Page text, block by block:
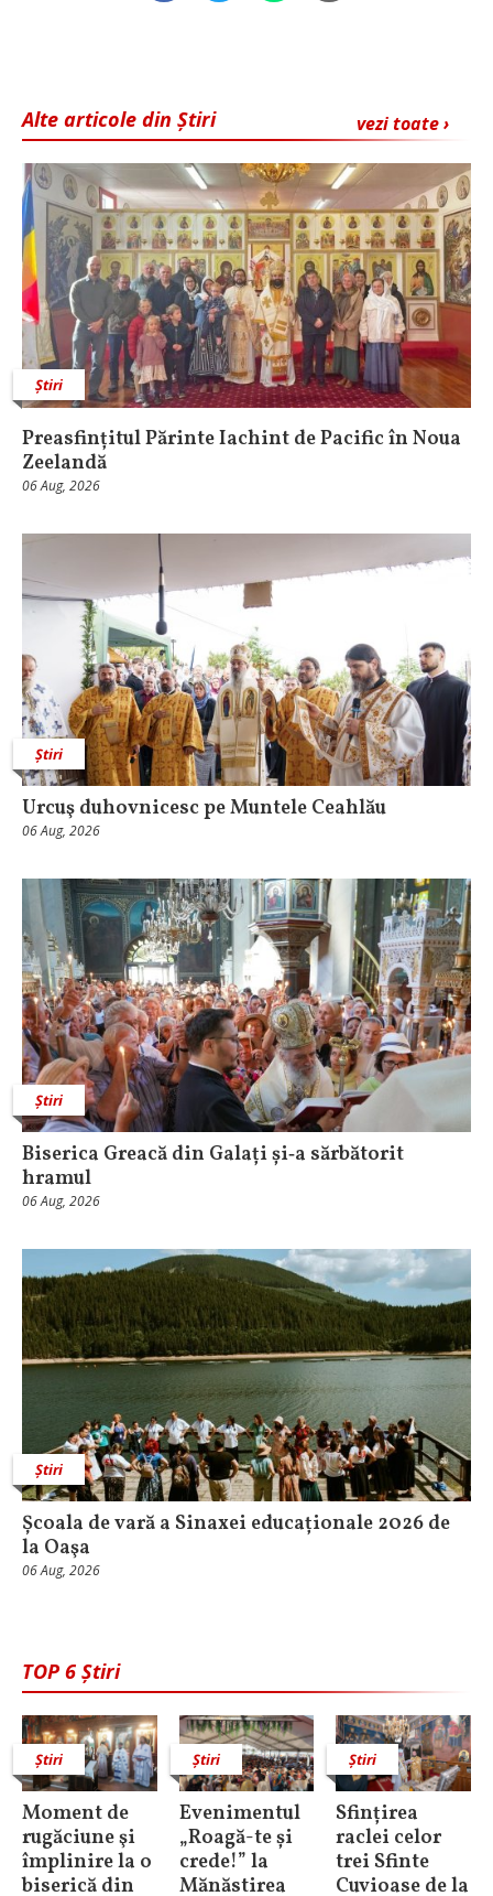
vezi toate ›
Alte articole din Știri
Știri
Preasfințitul Părinte Iachint de Pacific în Noua
Zeelandă
06 Aug, 2026
Știri
Urcuş duhovnicesc pe Muntele Ceahlău
06 Aug, 2026
Știri
Biserica Greacă din Galați și‑a sărbătorit
hramul
06 Aug, 2026
Știri
Școala de vară a Sinaxei educaționale 2026 de
la Oaşa
06 Aug, 2026
TOP 6 Știri
Știri
Moment de
rugăciune şi
împlinire la o
biserică din
Știri
Evenimentul
„Roagă-te și
crede!” la
Mănăstirea
Știri
Sfințirea
raclei celor
trei Sfinte
Cuvioase de la